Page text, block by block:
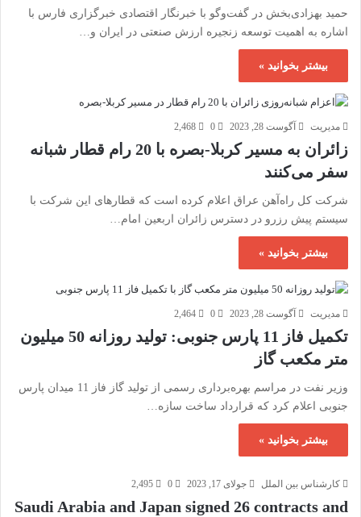
‌حمید بهزادی‌بخش در گفت‌‌وگو با خبرنگار اقتصادی خبرگزاری فارس‌ با
اشاره به اهمیت توسعه زنجیره ارزش صنعتی در ایران و…
بیشتر بخوانید »
مدیریت آگوست 28, 2023 0
2,468
زائران به مسیر کربلا-بصره با 20 رام قطار شبانه
سفر می‌کنند
شرکت کل راه‌آهن عراق اعلام کرده است که قطارهای این شرکت با
سیستم پیش رزرو در دسترس زائران اربعین امام…
بیشتر بخوانید »
مدیریت آگوست 28, 2023 0
2,464
تکمیل فاز 11 پارس جنوبی: تولید روزانه 50 میلیون
متر مکعب گاز
وزیر نفت در مراسم بهره‌برداری رسمی از تولید گاز فاز 11 میدان پارس
جنوبی اعلام کرد که قرارداد ساخت سازه…
بیشتر بخوانید »
کارشناس بین الملل جولای 17, 2023 0
2,495
Saudi Arabia and Japan signed 26 contracts and